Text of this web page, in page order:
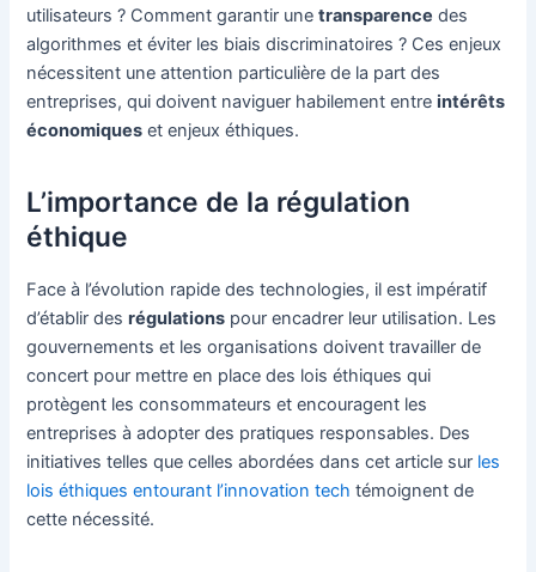
utilisateurs ? Comment garantir unetransparence des
algorithmes et éviter les biais discriminatoires ? Ces enjeux
nécessitent une attention particulière de la part des
entreprises, qui doivent naviguer habilement entreintérêts
économiques et enjeux éthiques.
L’importance de la régulation
éthique
Face à l’évolution rapide des technologies, il est impératif
d’établir desrégulations pour encadrer leur utilisation. Les
gouvernements et les organisations doivent travailler de
concert pour mettre en place des lois éthiques qui
protègent les consommateurs et encouragent les
entreprises à adopter des pratiques responsables. Des
initiatives telles que celles abordées dans cet article sur les
lois éthiques entourant l’innovation tech témoignent de
cette nécessité.